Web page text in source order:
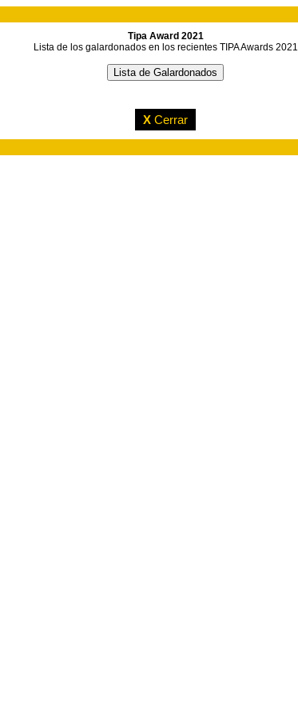
Tipa Award 2021
Lista de los galardonados en los recientes TIPA Awards 2021
X Cerrar